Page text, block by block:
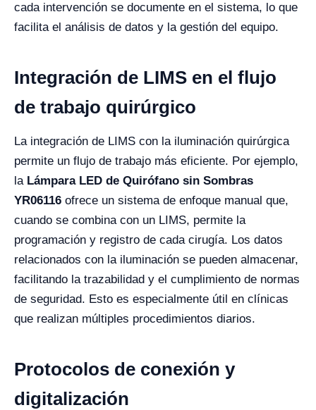
cada intervención se documente en el sistema, lo que
facilita el análisis de datos y la gestión del equipo.
Integración de LIMS en el flujo
de trabajo quirúrgico
La integración de LIMS con la iluminación quirúrgica
permite un flujo de trabajo más eficiente. Por ejemplo,
la Lámpara LED de Quirófano sin Sombras
YR06116 ofrece un sistema de enfoque manual que,
cuando se combina con un LIMS, permite la
programación y registro de cada cirugía. Los datos
relacionados con la iluminación se pueden almacenar,
facilitando la trazabilidad y el cumplimiento de normas
de seguridad. Esto es especialmente útil en clínicas
que realizan múltiples procedimientos diarios.
Protocolos de conexión y
digitalización